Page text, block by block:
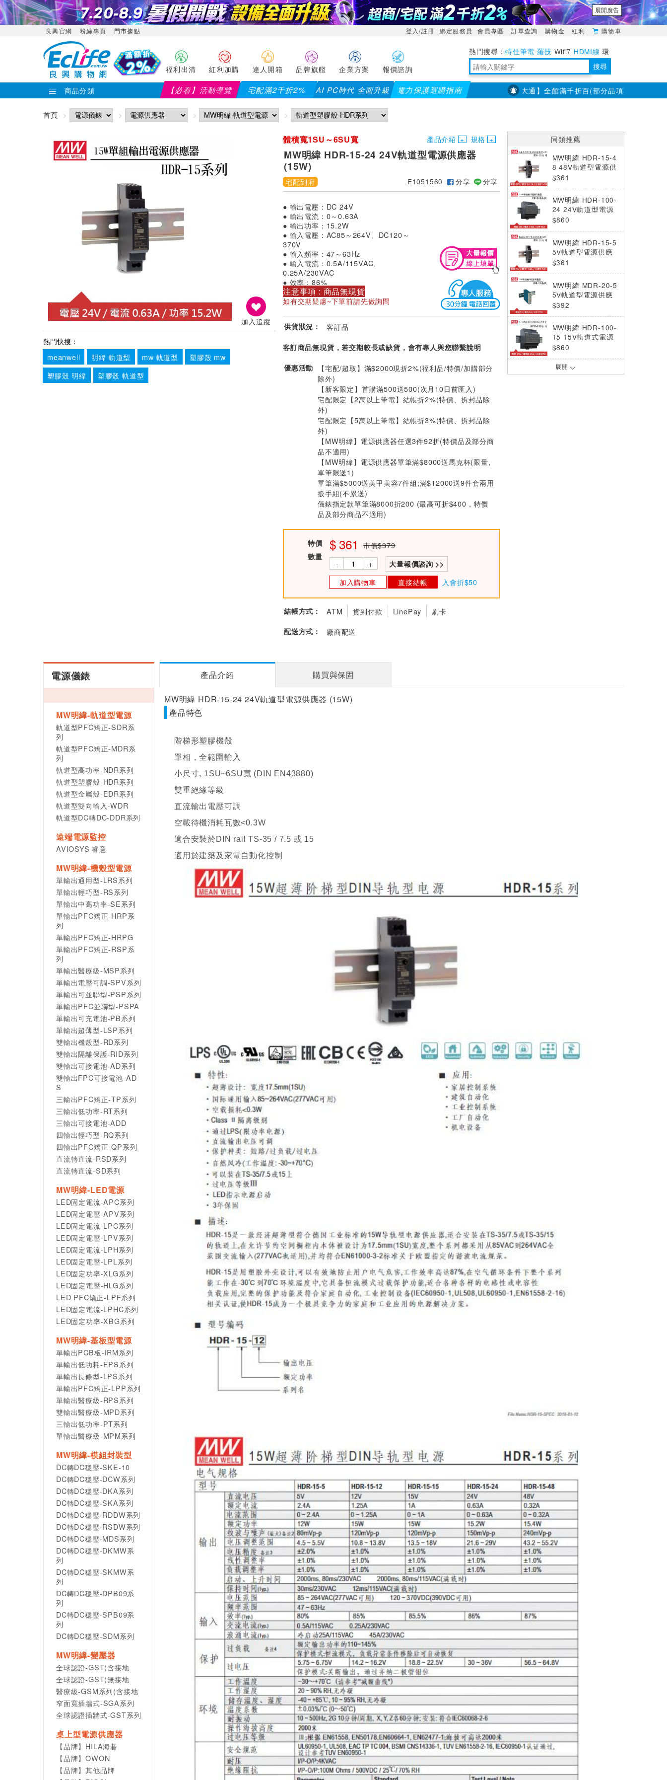
展開廣告
良興官網 粉絲專頁 門市據點 登入/註冊 綁定服務員 會員專區 訂單查詢 購物金 紅利 購物車
福利出清 紅利加購 達人開箱 品牌旗艦 企業方案 報價諮詢
特仕筆電 羅技 Wifi7 HDMI線 環
境量測 明緯POWER 搜尋
商品分類 【必看】活動導覽 宅配滿2千折2% AI PC時代 全面升級 電力保護選購指南 【PX大通】全館滿千折百(部分品項不適用，滿2千折
首頁
加入追蹤
熱門快搜：
meanwell
明緯 軌道型 mw 軌道型
塑膠殼 mw
塑膠殼 明緯
塑膠殼 軌道型
體積寬1SU～6SU寬 產品介紹 規格
MW明緯 HDR-15-24 24V軌道型電源供應器
(15W)
宅配到府 E1051560 分享 分享
● 輸出電壓：DC 24V
● 輸出電流：0～0.63A
● 輸出功率：15.2W
● 輸入電壓：AC85～264V、DC120～
370V
● 輸入頻率：47～63Hz
● 輸入電流：0.5A/115VAC、
0.25A/230VAC
● 效率：86%
注意事項 : 商品無現貨
如有交期疑慮~下單前請先做詢問
供貨狀況： 客訂品
客訂商品無現貨，若交期較長或缺貨，會有專人與您聯繫說明
優惠活動
【宅配/超取】滿$2000現折2%(福利品/特價/加購部分
除外)
【新客限定】首購滿500送500(次月10日前匯入)
宅配限定【2萬以上筆電】結帳折2%(特價、拆封品除
外)
宅配限定【5萬以上筆電】結帳折3%(特價、拆封品除
外)
【MW明緯】電源供應器任選3件92折(特價品及部分商
品不適用)
【MW明緯】電源供應器單筆滿$8000送馬克杯(限量,
單筆限送1)
單筆滿$5000送美甲美容7件組;滿$12000送9件套兩用
扳手組(不累送)
儀錶指定款單筆滿8000折200 (最高可折$400，特價
品及部分商品不適用)
特價 361 市價$379
數量
- + 大量報價諮詢 >>
加入購物車 直接結帳 入會折$50
結帳方式： ATM 貨到付款 LinePay 刷卡
配送方式： 廠商配送
同類推薦
MW明緯 HDR-15-4
8 48V軌道型電源供
應器 (15.4W)
$361
MW明緯 HDR-100-
24 24V軌道型電源
供應器 (100W)
$860
MW明緯 HDR-15-5
5V軌道型電源供應
器 (12W)
$361
MW明緯 MDR-20-5
5V軌道型電源供應
器 (20W)
$392
MW明緯 HDR-100-
15 15V軌道式電源
供應器 (92W)
$860
MW明緯 HDR-60-4
展開
電源儀錶
MW明緯-軌道型電源
軌道型PFC矯正-SDR系
列
軌道型PFC矯正-MDR系
列
軌道型高功率-NDR系列
軌道型塑膠殼-HDR系列
軌道型金屬殼-EDR系列
軌道型雙向輸入-WDR
軌道型DC轉DC-DDR系列
遠端電源監控
AVIOSYS 睿意
MW明緯-機殼型電源
單輸出通用型-LRS系列
單輸出輕巧型-RS系列
單輸出中高功率-SE系列
單輸出PFC矯正-HRP系
列
單輸出PFC矯正-HRPG
單輸出PFC矯正-RSP系
列
單輸出醫療級-MSP系列
單輸出電壓可調-SPV系列
單輸出可並聯型-PSP系列
單輸出PFC並聯型-PSPA
單輸出可充電池-PB系列
單輸出超薄型-LSP系列
雙輸出機殼型-RD系列
雙輸出隔離保護-RID系列
雙輸出可接電池-AD系列
雙輸出FPC可接電池-AD
S
三輸出PFC矯正-TP系列
三輸出低功率-RT系列
三輸出可接電池-ADD
四輸出輕巧型-RQ系列
四輸出PFC矯正-QP系列
直流轉直流-RSD系列
直流轉直流-SD系列
MW明緯-LED電源
LED固定電流-APC系列
LED固定電壓-APV系列
LED固定電流-LPC系列
LED固定電壓-LPV系列
LED固定電流-LPH系列
LED固定電壓-LPL系列
LED固定功率-XLG系列
LED固定電壓-HLG系列
LED PFC矯正-LPF系列
LED固定電流-LPHC系列
LED固定功率-XBG系列
MW明緯-基板型電源
單輸出PCB板-IRM系列
單輸出低功耗-EPS系列
單輸出長條型-LPS系列
單輸出PFC矯正-LPP系列
單輸出醫療級-RPS系列
雙輸出醫療級-MPD系列
三輸出低功率-PT系列
單輸出醫療級-MPM系列
MW明緯-模組封裝型
DC轉DC穩壓-SKE-10
DC轉DC穩壓-DCW系列
DC轉DC穩壓-DKA系列
DC轉DC穩壓-SKA系列
DC轉DC穩壓-RDDW系列
DC轉DC穩壓-RSDW系列
DC轉DC穩壓-MDS系列
DC轉DC穩壓-DKMW系
列
DC轉DC穩壓-SKMW系
列
DC轉DC穩壓-DPB09系
列
DC轉DC穩壓-SPB09系
列
DC轉DC穩壓-SDM系列
MW明緯-變壓器
全球認證-GST(含接地
全球認證-GST(無接地
醫療級-GSM系列(含接地
窄面寬插牆式-SGA系列
全球認證插牆式-GST系列
桌上型電源供應器
【品牌】HILA海碁
【品牌】OWON
【品牌】其他品牌
產品介紹 購買與保固
MW明緯 HDR-15-24 24V軌道型電源供應器 (15W)
產品特色
階梯形塑膠機殼
單相，全範圍輸入
小尺寸, 1SU~6SU寬 (DIN EN43880)
雙重絕緣等級
直流輸出電壓可調
空載待機消耗瓦數<0.3W
適合安裝於DIN rail TS-35 / 7.5 或 15
適用於建築及家電自動化控制